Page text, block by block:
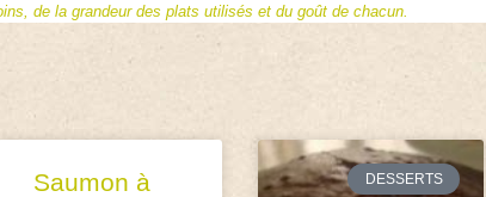
de la grandeur des plats utilisés et du goût de chacun.
Saumon à
DESSERTS